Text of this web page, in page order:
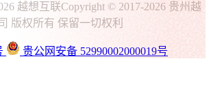
越想互联Copyright © 2017-2026 贵州越
版权所有 保留一切权利
贵公网安备 52990002000019号